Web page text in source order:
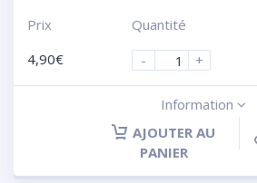
Prix
4,90€
Quantité
-
+
Information
AJOUTER AU
PANIER